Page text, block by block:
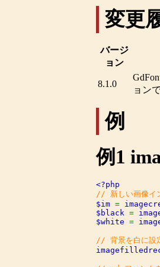
変更
バージ
ョン
8.1.0
ョン
例
例1
$im =
$black =
$white =